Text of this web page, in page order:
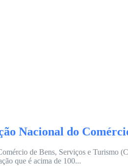
Nacional do
de Bens, Serviços e Turismo
que é acima de 100...